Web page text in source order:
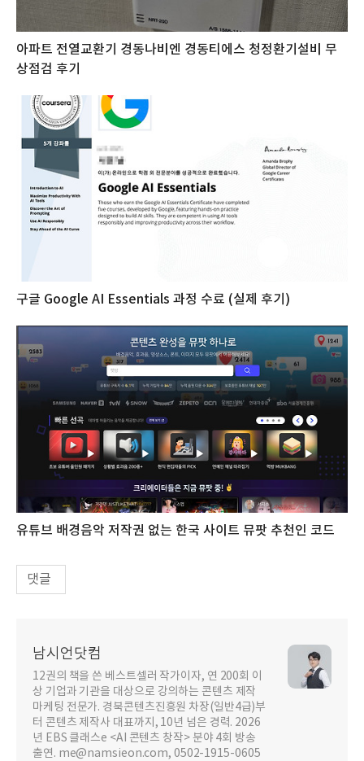
아파트 전열교환기 경동나비엔 경동티에스 청정환기설비 무
상점검 후기
구글 Google AI Essentials 과정 수료 (실제 후기)
유튜브 배경음악 저작권 없는 한국 사이트 뮤팟 추천인 코드
댓글
남시언닷컴
12권의 책을 쓴 베스트셀러 작가이자, 연 200회 이
상 기업과 기관을 대상으로 강의하는 콘텐츠 제작
마케팅 전문가. 경북콘텐츠진흥원 차장(일반4급)부
터 콘텐츠 제작사 대표까지, 10년 넘은 경력. 2026
년 EBS 클래스e <AI 콘텐츠 창작> 분야 4회 방송
출연. me@namsieon.com, 0502-1915-0605